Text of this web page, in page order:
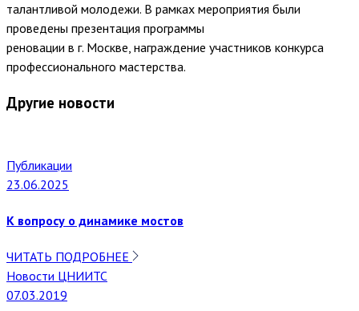
талантливой молодежи. В рамках мероприятия были
проведены презентация программы
реновации в г. Москве, награждение участников конкурса
профессионального мастерства.
Другие новости
Публикации
23.06.2025
К вопросу о динамике мостов
ЧИТАТЬ ПОДРОБНЕЕ
Новости ЦНИИТС
07.03.2019